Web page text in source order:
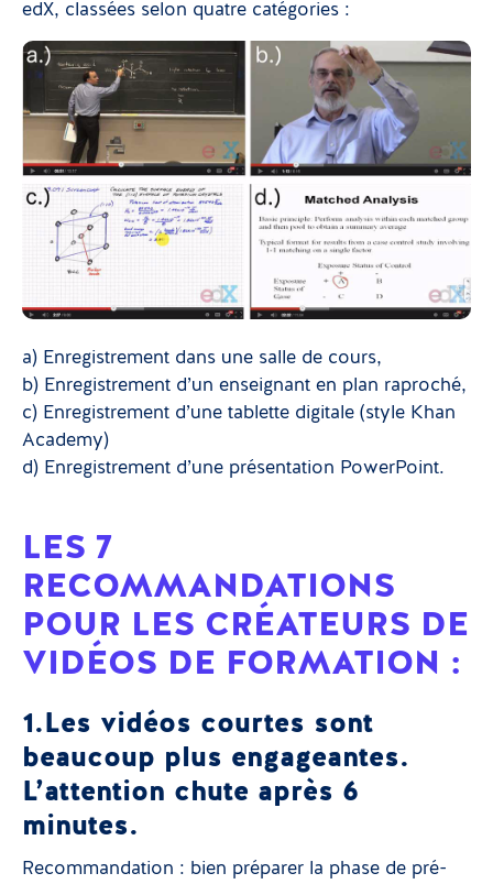
edX, classées selon quatre catégories :
a) Enregistrement dans une salle de cours,
b) Enregistrement d’un enseignant en plan raproché,
c) Enregistrement d’une tablette digitale (style Khan
Academy)
d) Enregistrement d’une présentation PowerPoint.
LES 7
RECOMMANDATIONS
POUR LES CRÉATEURS DE
VIDÉOS DE FORMATION :
1.Les vidéos courtes sont
beaucoup plus engageantes.
L’attention chute après 6
minutes.
Recommandation : bien préparer la phase de pré-